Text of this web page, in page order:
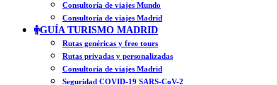
Consultoría de viajes Mundo
Consultoría de viajes Madrid
GUÍA TURISMO MADRID
Rutas genéricas y free tours
Rutas privadas y personalizadas
Consultoría de viajes Madrid
Seguridad COVID-19 SARS-CoV-2